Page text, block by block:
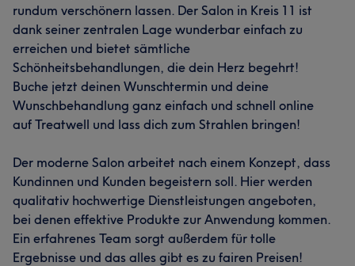
rundum verschönern lassen. Der Salon in Kreis 11 ist
dank seiner zentralen Lage wunderbar einfach zu
erreichen und bietet sämtliche
Schönheitsbehandlungen, die dein Herz begehrt!
Buche jetzt deinen Wunschtermin und deine
Wunschbehandlung ganz einfach und schnell online
auf Treatwell und lass dich zum Strahlen bringen!
Der moderne Salon arbeitet nach einem Konzept, dass
Kundinnen und Kunden begeistern soll. Hier werden
qualitativ hochwertige Dienstleistungen angeboten,
bei denen effektive Produkte zur Anwendung kommen.
Ein erfahrenes Team sorgt außerdem für tolle
Ergebnisse und das alles gibt es zu fairen Preisen!